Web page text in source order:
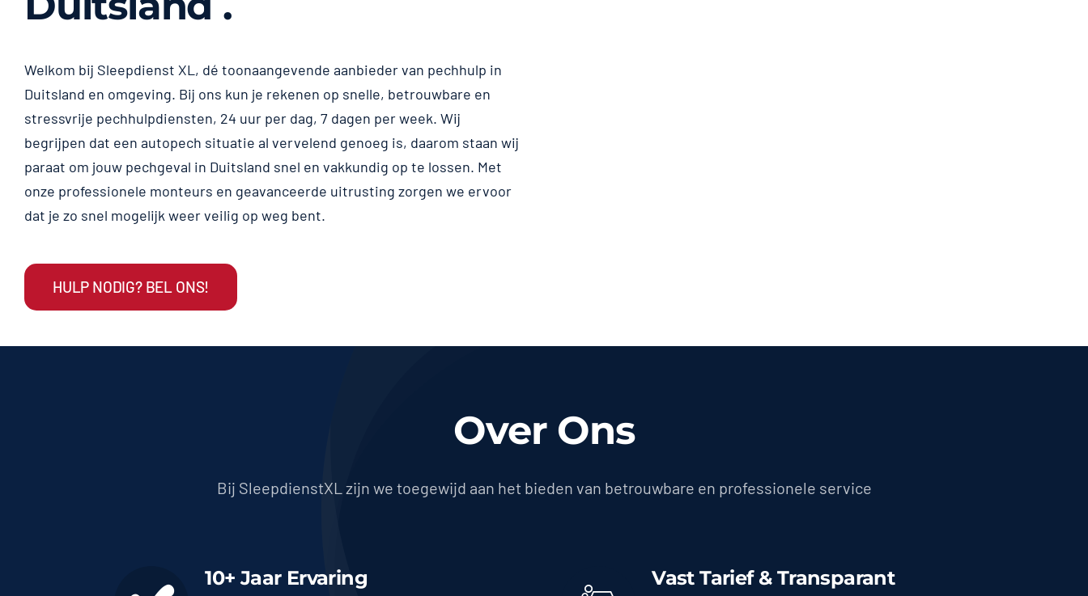
Welkom bij Sleepdienst XL, dé toonaangevende aanbieder van pechhulp in
Duitsland en omgeving. Bij ons kun je rekenen op snelle, betrouwbare en
stressvrije pechhulpdiensten, 24 uur per dag, 7 dagen per week. Wij
begrijpen dat een autopech situatie al vervelend genoeg is, daarom staan wij
paraat om jouw pechgeval in Duitsland snel en vakkundig op te lossen. Met
onze professionele monteurs en geavanceerde uitrusting zorgen we ervoor
dat je zo snel mogelijk weer veilig op weg bent.
HULP NODIG? BEL ONS!
Over Ons
Bij SleepdienstXL zijn we toegewijd aan het bieden van betrouwbare en professionele service
10+ Jaar Ervaring Vast Tarief & Transparant